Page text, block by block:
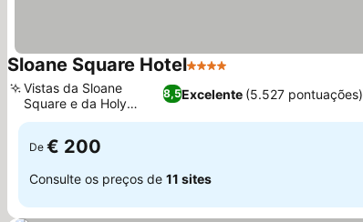
Sloane Square Hotel4 Estrelas
8,5Excelente (5.527 pontuações)
Vistas da Sloane
Square e da Holy
Trinity
De € 200
Consulte os preços de 11 sites